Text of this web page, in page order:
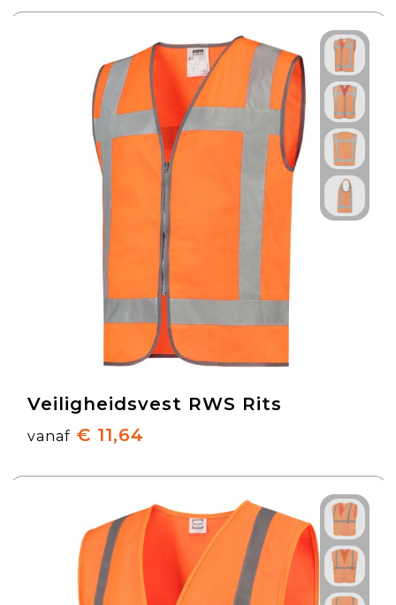
Veiligheidsvest RWS Rits
vanaf € 11,64